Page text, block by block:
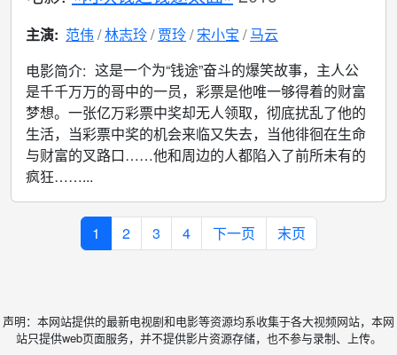
主演: 范伟 林志玲 贾玲 宋小宝
马云
电影简介: 这是一个为“钱途”奋斗的爆笑故事，主人公
是千千万万的哥中的一员，彩票是他唯一够得着的财富
梦想。一张亿万彩票中奖却无人领取，彻底扰乱了他的
生活，当彩票中奖的机会来临又失去，当他徘徊在生命
与财富的叉路口……他和周边的人都陷入了前所未有的
疯狂……...
1 2 3 4 下一页 末页
声明：本网站提供的最新电视剧和电影等资源均系收集于各大视频网站，本网
站只提供web页面服务，并不提供影片资源存储，也不参与录制、上传。